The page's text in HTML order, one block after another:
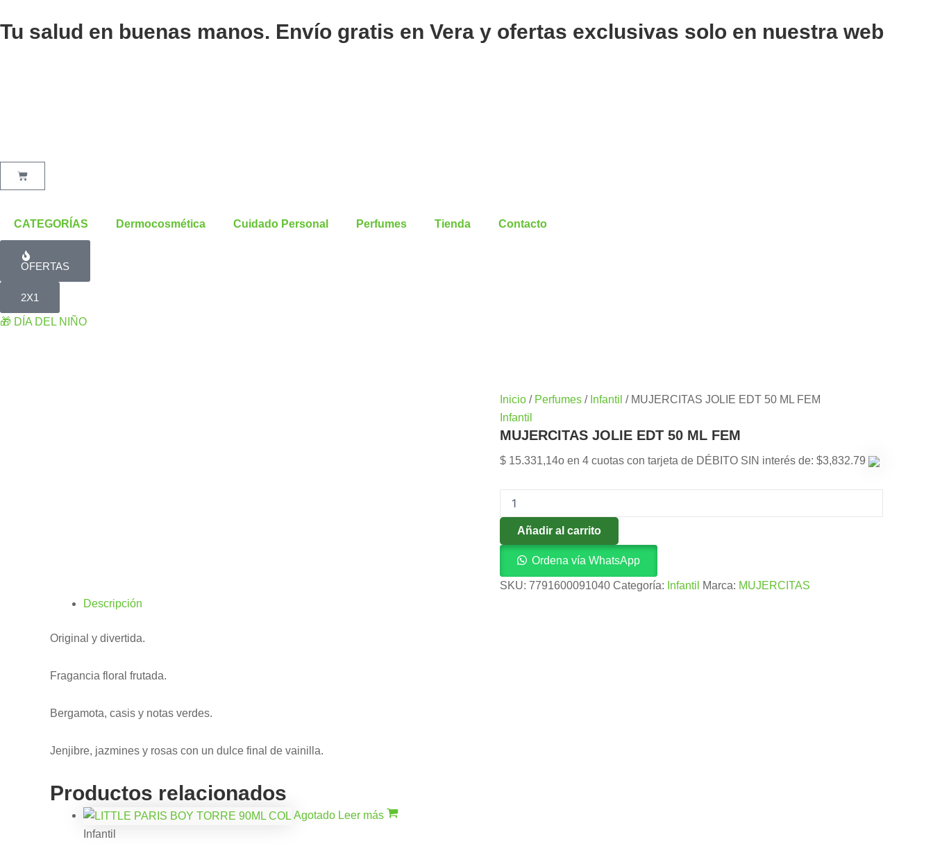
al
Tu salud en buenas manos. Envío gratis en Vera y ofertas exclusivas solo en nuestra web
Cart
CATEGORÍAS Dermocosmética Cuidado Personal Perfumes Tienda Contacto
OFERTAS
2X1
🎁 DÍA DEL NIÑO
Inicio / Perfumes / Infantil / MUJERCITAS JOLIE EDT 50 ML FEM
Infantil
MUJERCITAS JOLIE EDT 50 ML FEM
$ 15.331,14o en 4 cuotas con tarjeta de DÉBITO SIN interés de: $3,832.79
MUJERCITAS
JOLIE
EDT
50
FEM
Añadir al carrito
Ordena vía WhatsApp
SKU: 7791600091040 Categoría: Infantil Marca: MUJERCITAS
Descripción
Original y divertida.
Fragancia floral frutada.
Bergamota, casis y notas verdes.
Jenjibre, jazmines y rosas con un dulce final de vainilla.
Productos relacionados
Agotado Leer más
Infantil
EDT